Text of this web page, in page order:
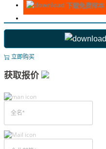
下载免费样本
立即购买
获取报价